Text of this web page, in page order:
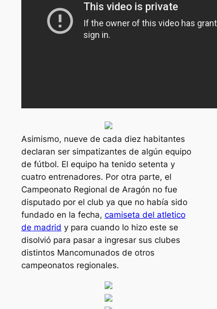
Asimismo, nueve de cada diez habitantes
declaran ser simpatizantes de algún equipo
de fútbol. El equipo ha tenido setenta y
cuatro entrenadores. Por otra parte, el
Campeonato Regional de Aragón no fue
disputado por el club ya que no había sido
fundado en la fecha, camiseta del atletico
de madrid y para cuando lo hizo este se
disolvió para pasar a ingresar sus clubes
distintos Mancomunados de otros
campeonatos regionales.